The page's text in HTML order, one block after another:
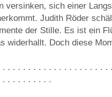
versinken, sich einer
Judith Röder
der Stille. Es ist ein
widerhallt. Doch diese
. . . . . . . . . . . . . . . . . . . .
. . . . . . . . . .